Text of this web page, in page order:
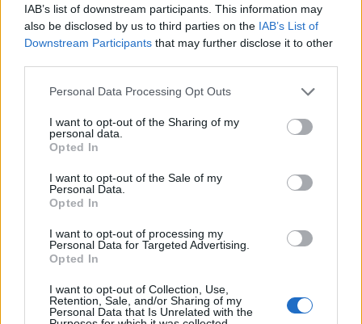
IAB’s list of downstream participants. This information may
also be disclosed by us to third parties on the IAB’s List of
Downstream Participants that may further disclose it to other
Please note that this website/app uses one or more Google
not limited to your visit or usage behaviour. You may click to
grant or deny consent to Google and its third-party tags to
use your data for below specified purposes in below Google
consent section.
Personal Data Processing Opt Outs
I want to opt-out of the Sharing of my
personal data.
Opted In
I want to opt-out of the Sale of my
Personal Data.
Opted In
I want to opt-out of processing my
Personal Data for Targeted Advertising.
Opted In
I want to opt-out of Collection, Use,
Retention, Sale, and/or Sharing of my
Personal Data that Is Unrelated with the
útfelújítás Pestszentlőrinc XVIII. kerület Profunda Bau
Szinte teljes hosszában megújítják a Lakatos úti
Pestszentlőrinc egyik első lakótelepén kanyarog a Dolgozó utca,
amelynek komplex burkolatmegújításáért felel a Profunda Bau.
Új vízáteresztő burkolatú parkolók
Nem az üres, hanem az okosan működő
épület energiatakarékos